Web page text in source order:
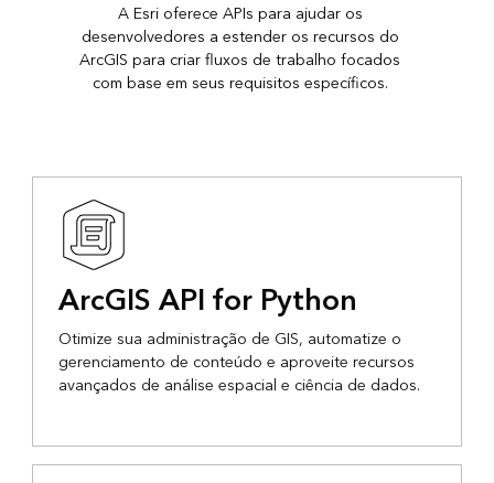
A Esri oferece APIs para ajudar os
desenvolvedores a estender os recursos do
ArcGIS para criar fluxos de trabalho focados
com base em seus requisitos específicos.
ArcGIS API for Python
Otimize sua administração de GIS, automatize o
gerenciamento de conteúdo e aproveite recursos
avançados de análise espacial e ciência de dados.